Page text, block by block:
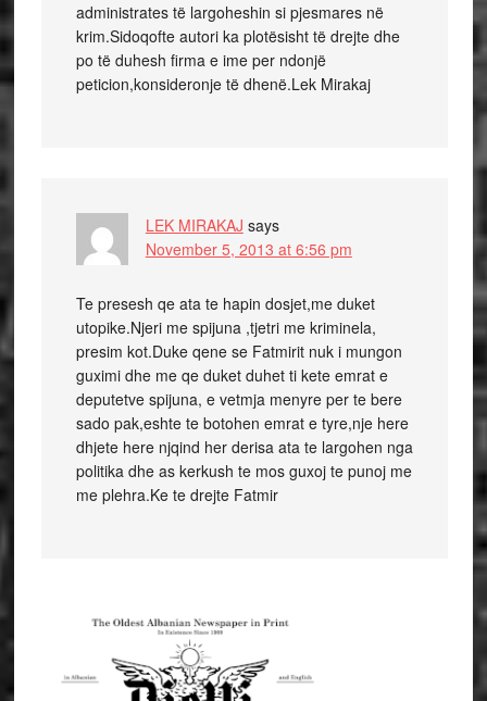
administrates të largoheshin si pjesmares në
krim.Sidoqofte autori ka plotësisht të drejte dhe
po të duhesh firma e ime per ndonjë
peticion,konsideronje të dhenë.Lek Mirakaj
LEK MIRAKAJ says
November 5, 2013 at 6:56 pm
Te presesh qe ata te hapin dosjet,me duket
utopike.Njeri me spijuna ,tjetri me kriminela,
presim kot.Duke qene se Fatmirit nuk i mungon
guximi dhe me qe duket duhet ti kete emrat e
deputetve spijuna, e vetmja menyre per te bere
sado pak,eshte te botohen emrat e tyre,nje here
dhjete here njqind her derisa ata te largohen nga
politika dhe as kerkush te mos guxoj te punoj me
me plehra.Ke te drejte Fatmir